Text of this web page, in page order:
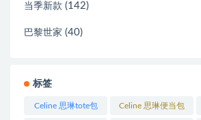
当季新款 (142)
巴黎世家 (40)
标签
Celine 思琳tote包 Celine 思琳便当包